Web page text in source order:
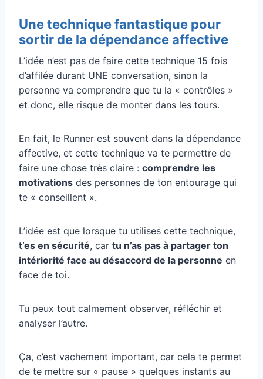
Une technique fantastique pour
sortir de la dépendance affective
L’idée n’est pas de faire cette technique 15 fois
d’affilée durant UNE conversation, sinon la
personne va comprendre que tu la « contrôles »
et donc, elle risque de monter dans les tours.
En fait, le Runner est souvent dans la dépendance
affective, et cette technique va te permettre de
faire une chose très claire : comprendre les
motivations des personnes de ton entourage qui
te « conseillent ».
L’idée est que lorsque tu utilises cette technique,
t’es en sécurité, car tu n’as pas à partager ton
intériorité face au désaccord de la personne en
face de toi.
Tu peux tout calmement observer, réfléchir et
analyser l’autre.
Ça, c’est vachement important, car cela te permet
de te mettre sur « pause » quelques instants au